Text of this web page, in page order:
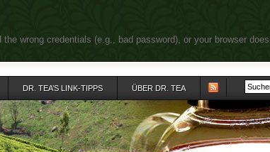
wrong credentials (e.g., bad password), or your browser
DR. TEA’S LINK-TIPPS ÜBER DR. TEA